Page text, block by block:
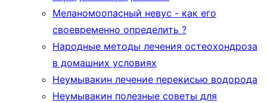
Меланомоопасный невус - как его
своевременно определить ?
Народные методы лечения остеохондроза
в домашних условиях
Неумывакин лечение перекисью водорода
Неумывакин полезные советы для